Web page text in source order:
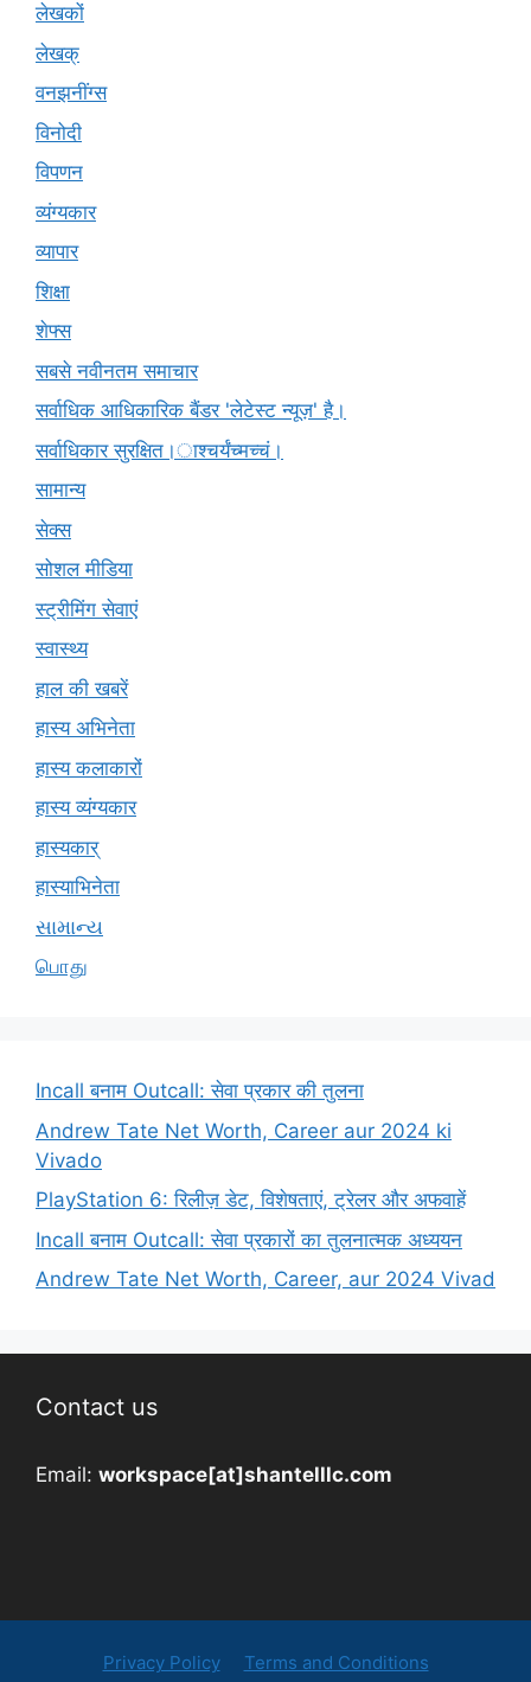
लेखकों
लेखक्
वनझनींग्स
विनोदी
विपणन
व्यंग्यकार
व्यापार
शिक्षा
शेफ्स
सबसे नवीनतम समाचार
सर्वाधिक आधिकारिक बैंडर 'लेटेस्ट न्यूज़' है।
सर्वाधिकार सुरक्षित।ाश्चर्यंच्मच्चं।
सामान्य
सेक्स
सोशल मीडिया
स्ट्रीमिंग सेवाएं
स्वास्थ्य
हाल की खबरें
हास्य अभिनेता
हास्य कलाकारों
हास्य व्यंग्यकार
हास्यकार्
हास्याभिनेता
સામાન્ય
பொது
Incall बनाम Outcall: सेवा प्रकार की तुलना
Andrew Tate Net Worth, Career aur 2024 ki
Vivado
PlayStation 6: रिलीज़ डेट, विशेषताएं, ट्रेलर और अफवाहें
Incall बनाम Outcall: सेवा प्रकारों का तुलनात्मक अध्ययन
Andrew Tate Net Worth, Career, aur 2024 Vivad
Contact us
Email: workspace[at]shantelllc.com
Privacy Policy Terms and Conditions